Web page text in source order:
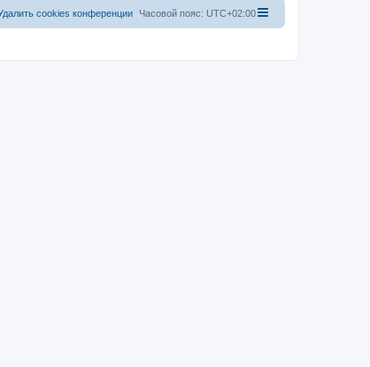
Часовой пояс: UTC+02:00
cookies конференции